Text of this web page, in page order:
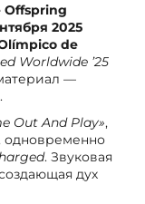
Offspring
2025
de
Worldwide ’25
—
.
Out And Play»,
одновременно
. Звуковая
дух